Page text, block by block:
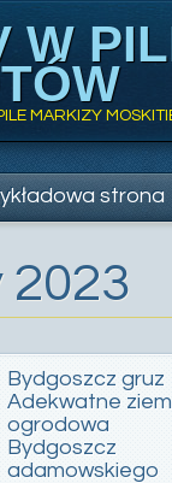
W
MARKIZY
strona
2023
Bydgoszcz gruz
Adekwatne
ogrodowa
Bydgoszcz
adamowskiego